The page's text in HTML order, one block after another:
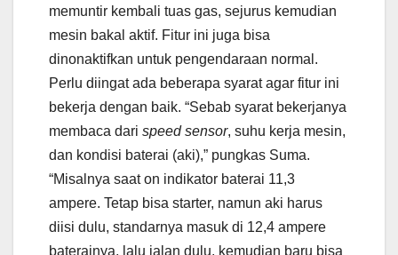
memuntir kembali tuas gas, sejurus kemudian
mesin bakal aktif. Fitur ini juga bisa
dinonaktifkan untuk pengendaraan normal.
Perlu diingat ada beberapa syarat agar fitur ini
bekerja dengan baik. “Sebab syarat bekerjanya
membaca dari speed sensor, suhu kerja mesin,
dan kondisi baterai (aki),” pungkas Suma.
“Misalnya saat on indikator baterai 11,3
ampere. Tetap bisa starter, namun aki harus
diisi dulu, standarnya masuk di 12,4 ampere
baterainya, lalu jalan dulu, kemudian baru bisa